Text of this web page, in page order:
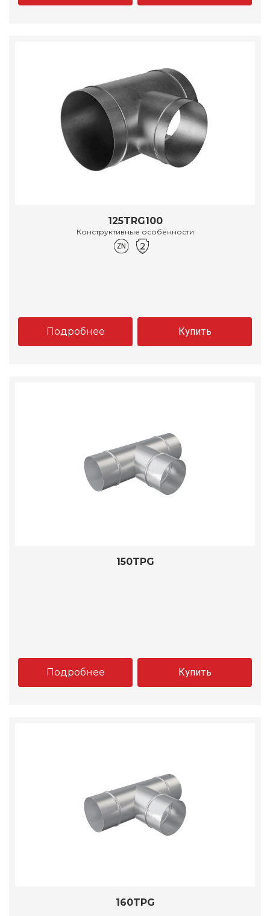
125TRG100
Конструктивные особенности
Подробнее Купить
150TPG
Подробнее Купить
160TPG